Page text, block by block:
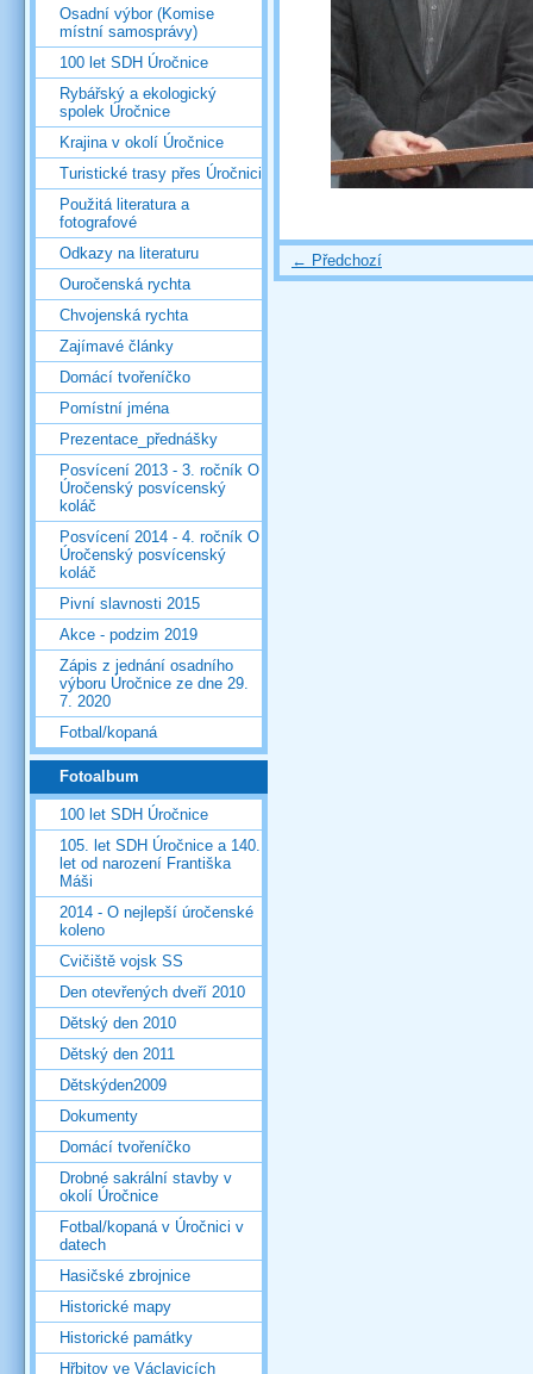
← Předchozí
Osadní výbor (Komise
místní samosprávy)
100 let SDH Úročnice
Rybářský a ekologický
spolek Úročnice
Krajina v okolí Úročnice
Turistické trasy přes Úročnici
Použitá literatura a
fotografové
Odkazy na literaturu
Ouročenská rychta
Chvojenská rychta
Zajímavé články
Domácí tvořeníčko
Pomístní jména
Prezentace_přednášky
Posvícení 2013 - 3. ročník O
Úročenský posvícenský
koláč
Posvícení 2014 - 4. ročník O
Úročenský posvícenský
koláč
Pivní slavnosti 2015
Akce - podzim 2019
Zápis z jednání osadního
výboru Úročnice ze dne 29.
7. 2020
Fotbal/kopaná
Fotoalbum
100 let SDH Úročnice
105. let SDH Úročnice a 140.
let od narození Františka
Máši
2014 - O nejlepší úročenské
koleno
Cvičiště vojsk SS
Den otevřených dveří 2010
Dětský den 2010
Dětský den 2011
Dětskýden2009
Dokumenty
Domácí tvořeníčko
Drobné sakrální stavby v
okolí Úročnice
Fotbal/kopaná v Úročnici v
datech
Hasičské zbrojnice
Historické mapy
Historické památky
Hřbitov ve Václavicích